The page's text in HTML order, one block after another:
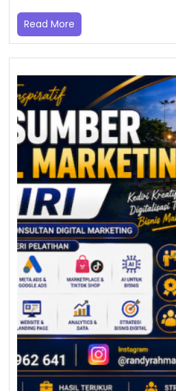
Read More